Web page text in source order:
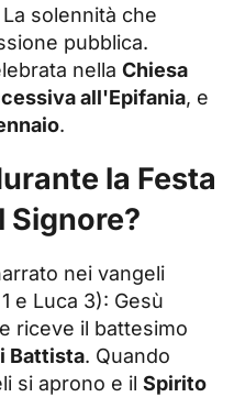
La solennità che
pubblica.
nella Chiesa
all'Epifania, e
.
la Festa
Signore?
nei vangeli
e Luca 3): Gesù
riceve il battesimo
Battista. Quando
si aprono e il Spirito